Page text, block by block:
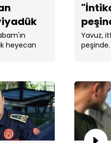
"İntikam peşindeler!"
heyecan
Yavuz,
peşinde.